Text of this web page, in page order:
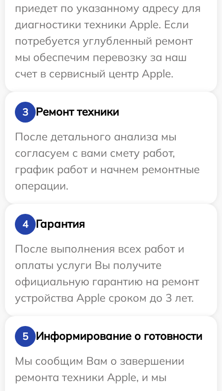
приедет по указанному адресу для
диагностики техники Apple. Если
потребуется углубленный ремонт
мы обеспечим перевозку за наш
счет в сервисный центр Apple.
3
Ремонт техники
После детального анализа мы
согласуем с вами смету работ,
график работ и начнем ремонтные
операции.
4
Гарантия
После выполнения всех работ и
оплаты услуги Вы получите
официальную гарантию на ремонт
устройства Apple сроком до 3 лет.
5
Информирование о готовности
Мы сообщим Вам о завершении
ремонта техники Apple, и мы